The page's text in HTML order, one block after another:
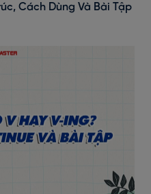
Cách Dùng Và Bài Tập